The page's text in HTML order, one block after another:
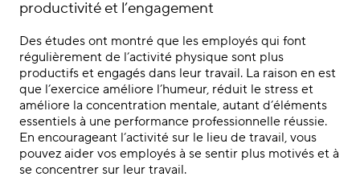
productivité et l’engagement
Des études ont montré que les employés qui font
régulièrement de l’activité physique sont plus
productifs et engagés dans leur travail. La raison en est
que l’exercice améliore l’humeur, réduit le stress et
améliore la concentration mentale, autant d’éléments
essentiels à une performance professionnelle réussie.
En encourageant l’activité sur le lieu de travail, vous
pouvez aider vos employés à se sentir plus motivés et à
se concentrer sur leur travail.